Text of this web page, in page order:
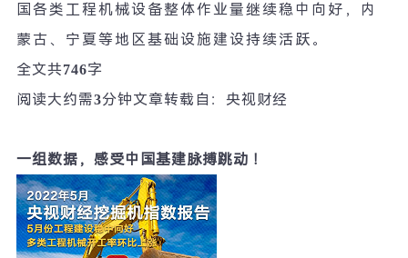
国各类工程机械设备整体作业量继续稳中向好，内
蒙古、宁夏等地区基础设施建设持续活跃。
全文共746字
阅读大约需3分钟文章转载自：央视财经
一组数据，感受中国基建脉搏跳动 ！